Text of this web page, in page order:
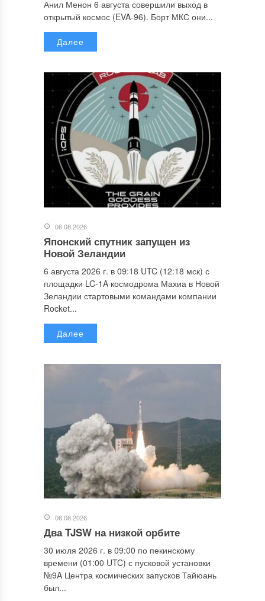
Анил Менон 6 августа совершили выход в
открытый космос (EVA-96). Борт МКС они...
Далее
06.08.2026
Японский спутник запущен из
Новой Зеландии
6 августа 2026 г. в 09:18 UTC (12:18 мск) с
площадки LC-1A космодрома Махиа в Новой
Зеландии стартовыми командами компании
Rocket...
Далее
06.08.2026
Два TJSW на низкой орбите
30 июля 2026 г. в 09:00 по пекинскому
времени (01:00 UTC) с пусковой установки
№9A Центра космических запусков Тайюань
был...